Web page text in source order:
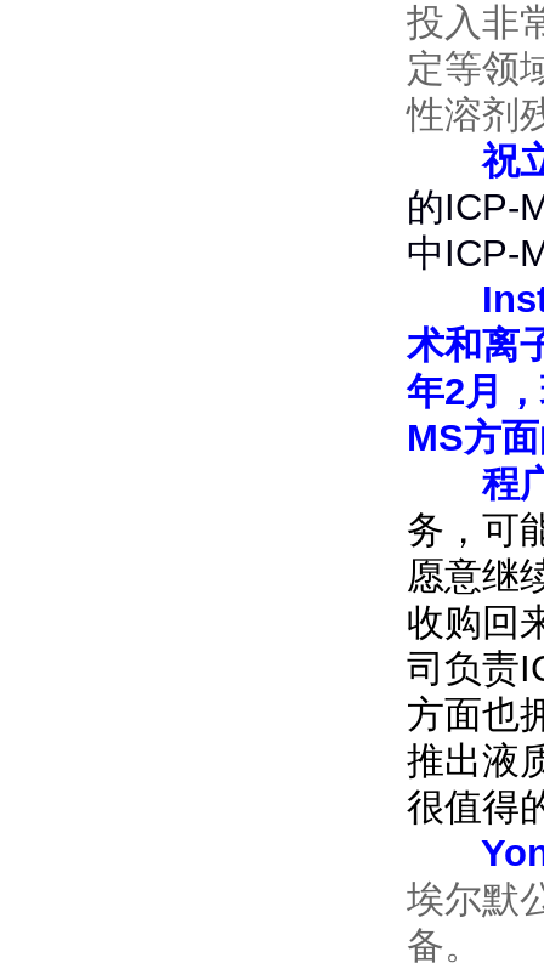
投入非
定等领
性溶剂
祝
的ICP-
中ICP-
术和离
年2月
MS方
程
务，可
愿意继
收购回
司负责
方面也
推出液
很值得
埃尔默
备。